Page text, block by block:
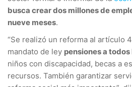
busca crear dos millones de
nueve meses.
“Se realizó un reforma al artículo
mandato de ley pensiones a
niños con discapacidad, becas a
recursos. También garantizar